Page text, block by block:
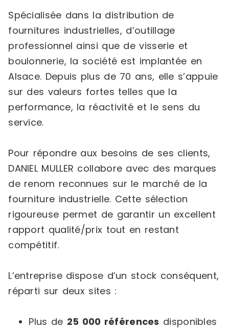
Spécialisée dans la distribution de
fournitures industrielles, d’outillage
professionnel ainsi que de visserie et
boulonnerie, la société est implantée en
Alsace. Depuis plus de 70 ans, elle s’appuie
sur des valeurs fortes telles que la
performance, la réactivité et le sens du
service.
Pour répondre aux besoins de ses clients,
DANIEL MULLER collabore avec des marques
de renom reconnues sur le marché de la
fourniture industrielle. Cette sélection
rigoureuse permet de garantir un excellent
rapport qualité/prix tout en restant
compétitif.
L’entreprise dispose d’un stock conséquent,
réparti sur deux sites :
Plus de 25 000 références disponibles